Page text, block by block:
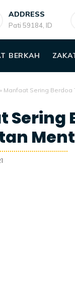
ADDRESS
Pati 59184, ID
BERKAH
» Manfaat Sering Berdoa
Sering